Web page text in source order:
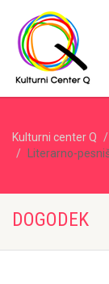
Kulturni center Q
Literarno-
DOGODEK